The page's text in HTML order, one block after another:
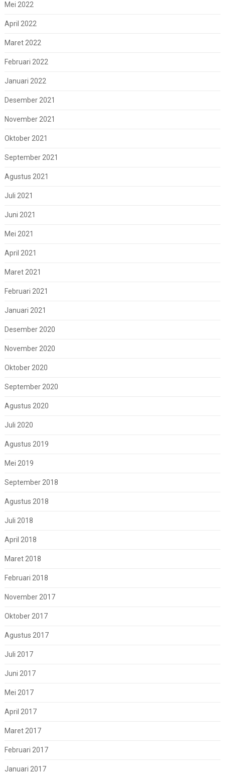
Mei 2022
April 2022
Maret 2022
Februari 2022
Januari 2022
Desember 2021
November 2021
Oktober 2021
September 2021
Agustus 2021
Juli 2021
Juni 2021
Mei 2021
April 2021
Maret 2021
Februari 2021
Januari 2021
Desember 2020
November 2020
Oktober 2020
September 2020
Agustus 2020
Juli 2020
Agustus 2019
Mei 2019
September 2018
Agustus 2018
Juli 2018
April 2018
Maret 2018
Februari 2018
November 2017
Oktober 2017
Agustus 2017
Juli 2017
Juni 2017
Mei 2017
April 2017
Maret 2017
Februari 2017
Januari 2017